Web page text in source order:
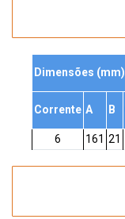
Dimensões (mm)
Corrente A B
6
161 21